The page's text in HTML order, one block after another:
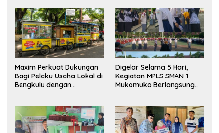
Maxim Perkuat Dukungan
Bagi Pelaku Usaha Lokal di
Bengkulu dengan
Pasar
Digelar Selama 5 Hari,
Kegiatan MPLS SMAN 1
Mukomuko Berlangsung